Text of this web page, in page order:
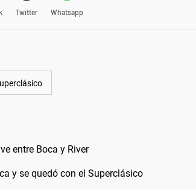
Twitter Whatsapp
entre Boca y River
y se quedó con el Superclásico